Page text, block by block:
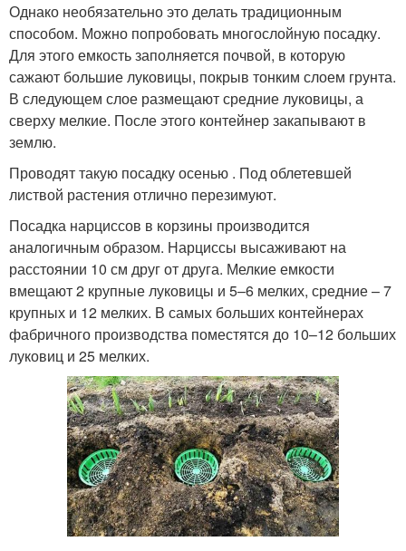
Однако необязательно это делать традиционным
способом. Можно попробовать многослойную посадку.
Для этого емкость заполняется почвой, в которую
сажают большие луковицы, покрыв тонким слоем грунта.
В следующем слое размещают средние луковицы, а
сверху мелкие. После этого контейнер закапывают в
землю.
Проводят такую посадку осенью . Под облетевшей
листвой растения отлично перезимуют.
Посадка нарциссов в корзины производится
аналогичным образом. Нарциссы высаживают на
расстоянии 10 см друг от друга. Мелкие емкости
вмещают 2 крупные луковицы и 5–6 мелких, средние – 7
крупных и 12 мелких. В самых больших контейнерах
фабричного производства поместятся до 10–12 больших
луковиц и 25 мелких.